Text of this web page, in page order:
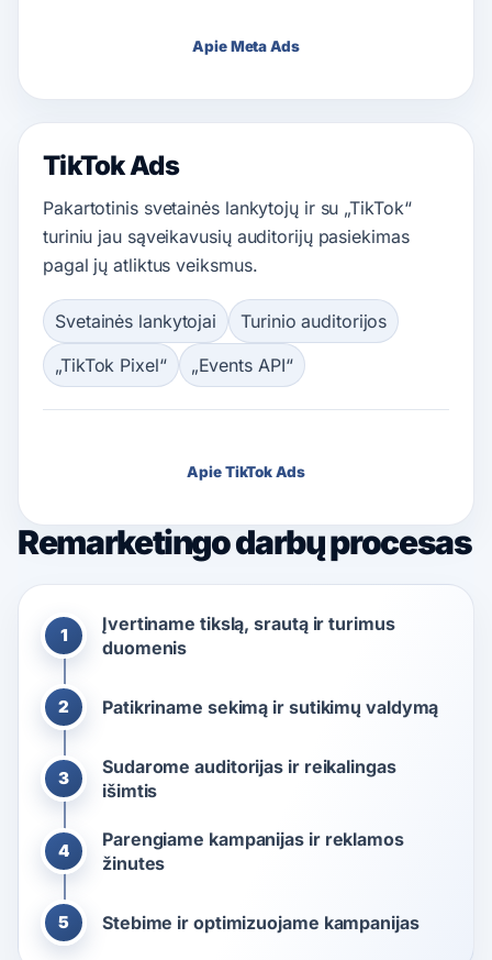
Apie Meta Ads
TikTok Ads
Pakartotinis svetainės lankytojų ir su „TikTok“
turiniu jau sąveikavusių auditorijų pasiekimas
pagal jų atliktus veiksmus.
Svetainės lankytojai
Turinio auditorijos
„TikTok Pixel“
„Events API“
Apie TikTok Ads
Remarketingo darbų procesas
1
Įvertiname tikslą, srautą ir turimus
duomenis
2 Patikriname sekimą ir sutikimų valdymą
3
Sudarome auditorijas ir reikalingas
išimtis
4
Parengiame kampanijas ir reklamos
žinutes
5 Stebime ir optimizuojame kampanijas